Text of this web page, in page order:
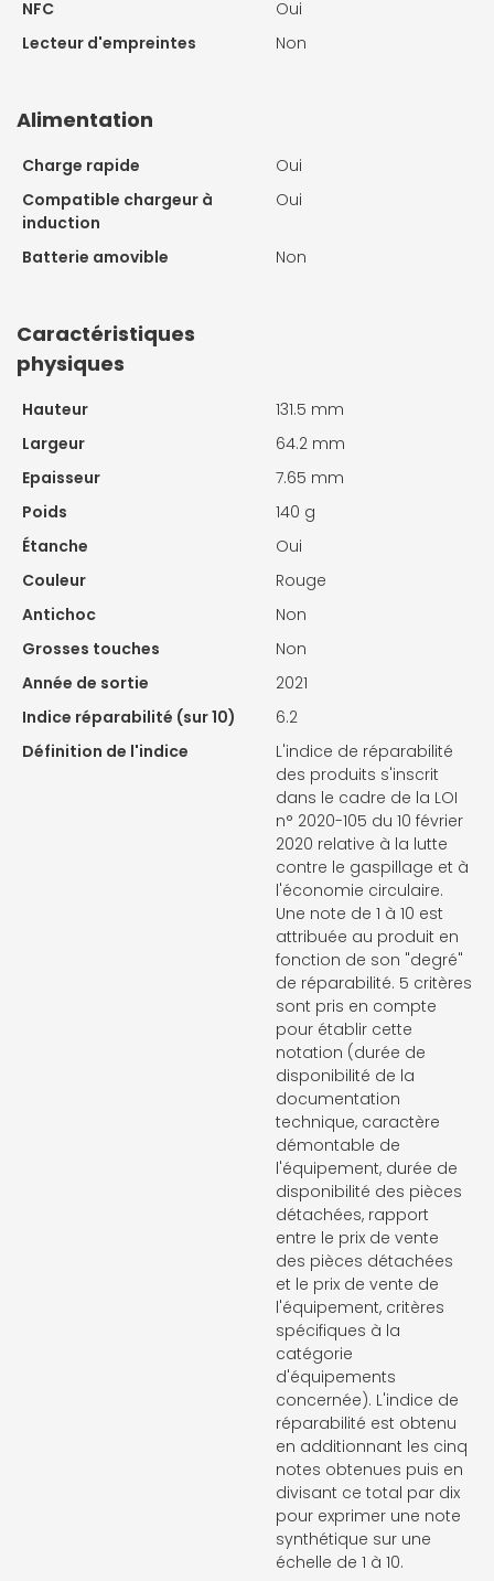
NFC
Oui
Lecteur d'empreintes
Non
Alimentation
Charge rapide
Oui
Compatible chargeur à
induction
Oui
Batterie amovible Non
Caractéristiques
physiques
Hauteur
131.5 mm
Largeur
64.2 mm
Epaisseur
7.65 mm
Poids
140 g
Étanche
Oui
Couleur
Rouge
Antichoc
Non
Grosses touches
Non
Année de sortie
2021
Indice réparabilité (sur 10)
6.2
Définition de l'indice
L'indice de réparabilité
des produits s'inscrit
dans le cadre de la LOI
n° 2020-105 du 10 février
2020 relative à la lutte
contre le gaspillage et à
l'économie circulaire.
Une note de 1 à 10 est
attribuée au produit en
fonction de son "degré"
de réparabilité. 5 critères
sont pris en compte
pour établir cette
notation (durée de
disponibilité de la
documentation
technique, caractère
démontable de
l'équipement, durée de
disponibilité des pièces
détachées, rapport
entre le prix de vente
des pièces détachées
et le prix de vente de
l'équipement, critères
spécifiques à la
catégorie
d'équipements
concernée). L'indice de
réparabilité est obtenu
en additionnant les cinq
notes obtenues puis en
divisant ce total par dix
pour exprimer une note
synthétique sur une
échelle de 1 à 10.